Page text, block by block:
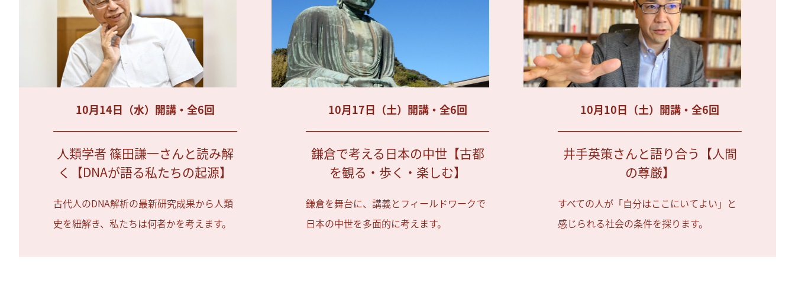
10月14日（水）開講・全6回
人類学者 篠田謙一さんと読み解
く【DNAが語る私たちの起源】
古代人のDNA解析の最新研究成果から人類
史を紐解き、私たちは何者かを考えます。
10月17日（土）開講・全6回
鎌倉で考える日本の中世【古都
を観る・歩く・楽しむ】
鎌倉を舞台に、講義とフィールドワークで
日本の中世を多面的に考えます。
10月10日（土）開講・全6回
井手英策さんと語り合う【人間
の尊厳】
すべての人が「自分はここにいてよい」と
感じられる社会の条件を探ります。